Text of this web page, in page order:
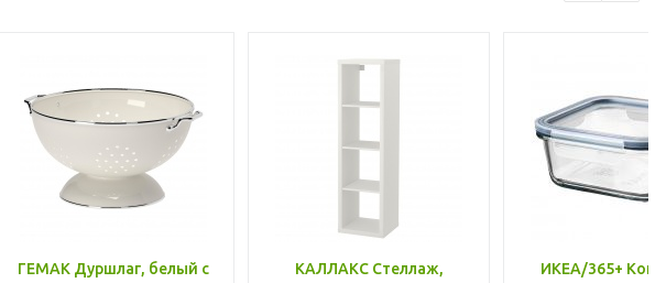
ГЕМАК Дуршлаг, белый с
КАЛЛАКС Стеллаж,
ИКЕА/365+